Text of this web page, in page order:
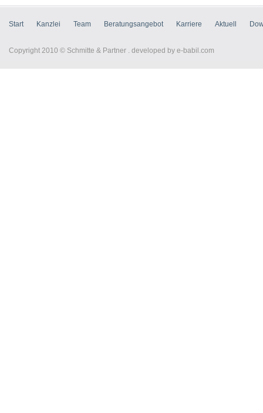
Start Kanzlei Team Beratungsangebot Karriere Aktuell
Copyright 2010 © Schmitte & Partner . developed by e-babil.com